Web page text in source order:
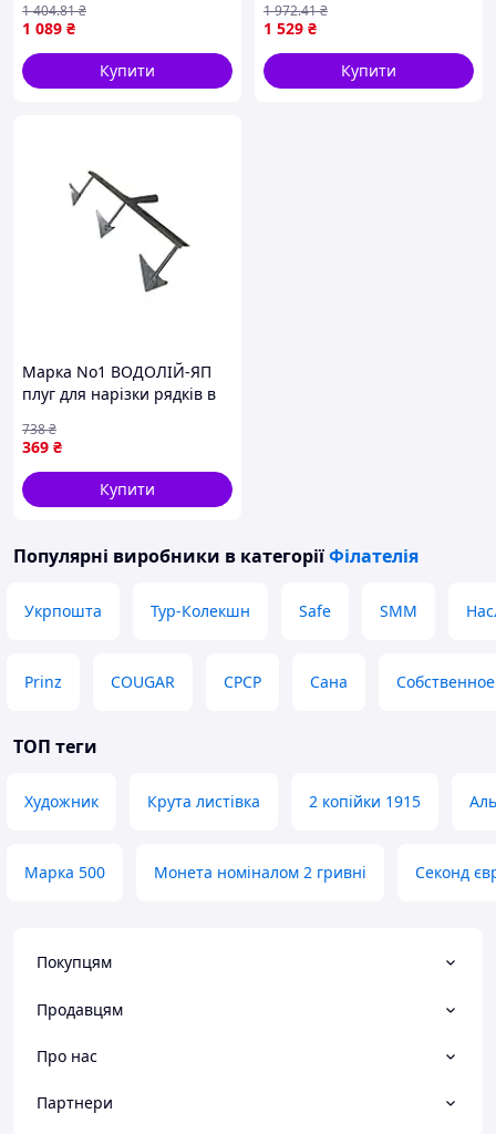
1 089 ₴
1 404.81₴
Купити
1 529 ₴
1 972.41₴
Купити
Марка No1 ВОДОЛІЙ-ЯП
плуг для нарізки рядків в
металевий з полімерним
покриттям
369 ₴
738₴
Купити
Популярні виробники в категоріїФілателія
Укрпошта Тур-Колекшн Safe SMM
Prinz COUGAR СРСР Сана
ТОП теги
Художник Крута листівка 2 копійки 1915
Марка 500 Монета номіналом 2 гривні Секонд
Покупцям
Продавцям
Про нас
Партнери